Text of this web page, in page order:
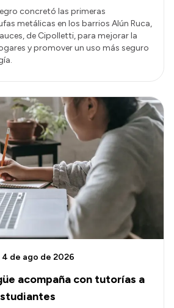
concretó las primeras
metálicas en los barrios Alún Ruca,
de Cipolletti, para mejorar la
y promover un uso más seguro
acompaña con tutorías a
4 de ago de 2026